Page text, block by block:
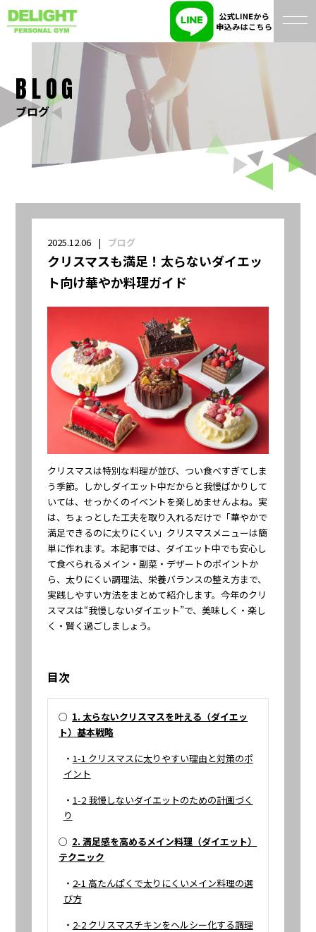
BLOG
ブログ
2025.12.06 ブログ
クリスマスも満足！太らないダイエッ
ト向け華やか料理ガイド
クリスマスは特別な料理が並び、つい食べすぎてしま
う季節。しかしダイエット中だからと我慢ばかりして
いては、せっかくのイベントを楽しめませんよね。実
は、ちょっとした工夫を取り入れるだけで「華やかで
満足できるのに太りにくい」クリスマスメニューは簡
単に作れます。本記事では、ダイエット中でも安心し
て食べられるメイン・副菜・デザートのポイントか
ら、太りにくい調理法、栄養バランスの整え方まで、
実践しやすい方法をまとめて紹介します。今年のクリ
スマスは“我慢しないダイエット”で、美味しく・楽し
く・賢く過ごしましょう。
目次
○ 1. 太らないクリスマスを叶える（ダイエッ
ト）基本戦略
・ 1-1 クリスマスに太りやすい理由と対策のポ
イント
・ 1-2 我慢しないダイエットのための計画づく
り
○ 2. 満足感を高めるメイン料理（ダイエット）
テクニック
・ 2-1 高たんぱくで太りにくいメイン料理の選
び方
・ 2-2 クリスマスチキンをヘルシー化する調理